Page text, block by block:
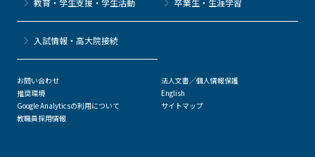
教育・学生支援・学生活動 卒業生・生涯学習
⼊試情報・高大院接続
お問い合わせ
推奨環境
Google Analyticsの利用について
教職員採用情報
法人文書／個人情報保護
English
サイトマップ